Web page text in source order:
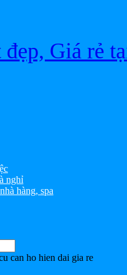
Giá rẻ
nghỉ
hàng, spa